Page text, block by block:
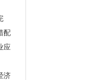
配
应
济